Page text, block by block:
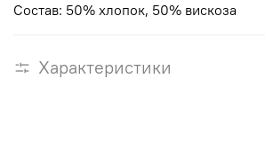
Состав: 50% хлопок, 50% вискоза
Характеристики